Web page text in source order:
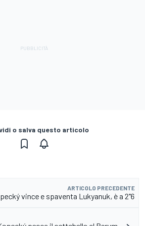
o salva questo articolo
ARTICOLO PRECEDENTE
vince e spaventa Lukyanuk, è a 2"6